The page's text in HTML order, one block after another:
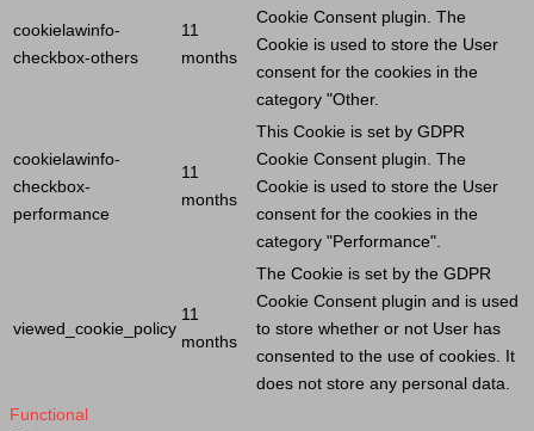
cookielawinfo-
checkbox-others
11
months
Cookie Consent plugin. The
Cookie is used to store the User
consent for the cookies in the
category "Other.
cookielawinfo-
checkbox-
performance
11
months
This Cookie is set by GDPR
Cookie Consent plugin. The
Cookie is used to store the User
consent for the cookies in the
category "Performance".
viewed_cookie_policy
11
months
The Cookie is set by the GDPR
Cookie Consent plugin and is used
to store whether or not User has
consented to the use of cookies. It
does not store any personal data.
Functional